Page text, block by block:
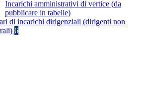
Incarichi amministrativi di vertice (da
pubblicare in tabelle)
di incarichi dirigenziali (dirigenti non
6